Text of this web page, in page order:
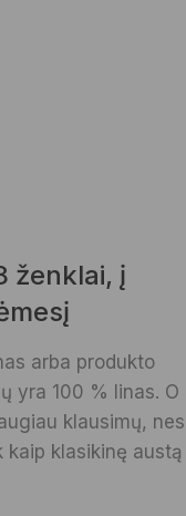
ženklai, į
arba produkto
yra 100 % linas. O
klausimų, nes
klasikinę austą